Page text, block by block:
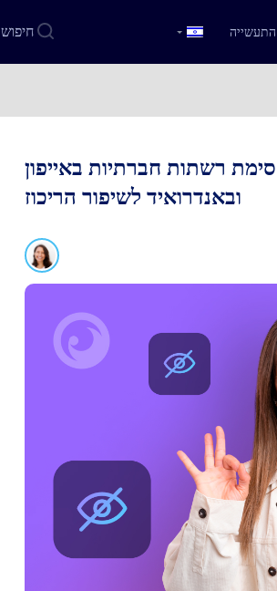
חיפוש
רשתות חברתיות באייפון
ובאנדרואיד לשיפור הריכוז